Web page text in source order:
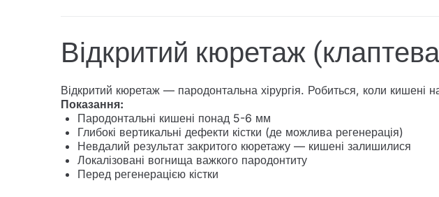
Відкритий кюретаж
Відкритий кюретаж — пародонтальна хірургія. Робиться, коли кишені
Показання:
Пародонтальні кишені понад 5-6 мм
Глибокі вертикальні дефекти кістки (де можлива регенерація)
Невдалий результат закритого кюретажу — кишені залишилися
Локалізовані вогнища важкого пародонтиту
Перед регенерацією кістки